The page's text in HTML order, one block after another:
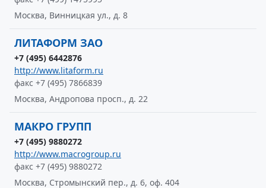
Москва, Винницкая ул., д. 8
ЛИТАФОРМ ЗАО
+7 (495) 6442876
http://www.litaform.ru
факс +7 (495) 7866839
Москва, Андропова просп., д. 22
МАКРО ГРУПП
+7 (495) 9880272
http://www.macrogroup.ru
факс +7 (495) 9880272
Москва, Стромынский пер., д. 6, оф. 404